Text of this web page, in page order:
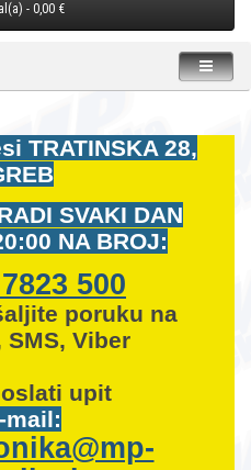
- 0,00 €
TRATINSKA 28,
SVAKI DAN
NA BROJ:
500
poruku na
Viber
upit
mail: